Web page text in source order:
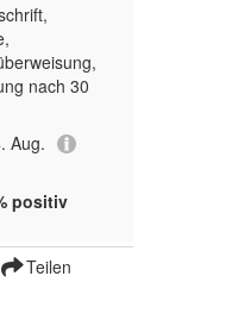
nach 30
Aug.
positiv
Teilen